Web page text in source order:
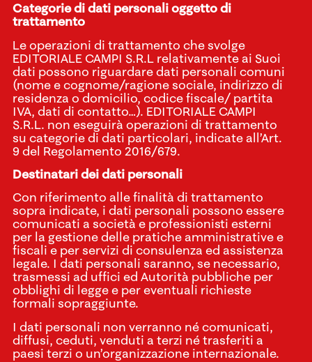
Categorie di dati personali oggetto di
trattamento
Le operazioni di trattamento che svolge
EDITORIALE CAMPI S.R.L relativamente ai Suoi
dati possono riguardare dati personali comuni
(nome e cognome/ragione sociale, indirizzo di
residenza o domicilio, codice fiscale/ partita
IVA, dati di contatto…). EDITORIALE CAMPI
S.R.L. non eseguirà operazioni di trattamento
su categorie di dati particolari, indicate all’Art.
9 del Regolamento 2016/679.
Destinatari dei dati personali
Con riferimento alle finalità di trattamento
sopra indicate, i dati personali possono essere
comunicati a società e professionisti esterni
per la gestione delle pratiche amministrative e
fiscali e per servizi di consulenza ed assistenza
legale. I dati personali saranno, se necessario,
trasmessi ad uffici ed Autorità pubbliche per
obblighi di legge e per eventuali richieste
formali sopraggiunte.
I dati personali non verranno né comunicati,
diffusi, ceduti, venduti a terzi né trasferiti a
paesi terzi o un’organizzazione internazionale.